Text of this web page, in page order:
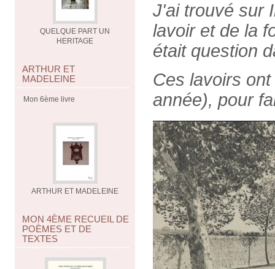
QUELQUE PART UN
HERITAGE
ARTHUR ET
MADELEINE
Mon 6ème livre
ARTHUR ET MADELEINE
MON 4ÈME RECUEIL DE
POÈMES ET DE
TEXTES
J'ai trouvé sur
lavoir et de la
était question
Ces lavoirs
année), pour